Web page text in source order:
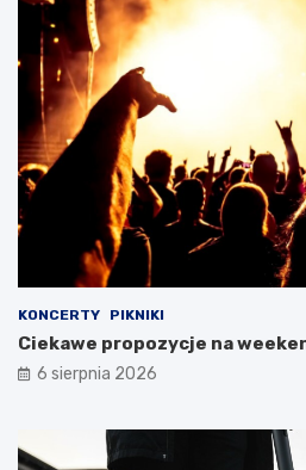
KONCERTY PIKNIKI
Ciekawe propozycje na
6 sierpnia 2026